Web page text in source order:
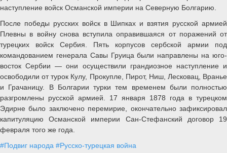
наступление войск Османской империи на Северную Болгарию.
После победы русских войск в Шипках и взятия русской армией
Плевны в войну снова вступила оправившаяся от поражений от
турецких войск Сербия. Пять корпусов сербской армии под
командованием генерала Савы Груица были направлены на юго-
восток Сербии — они осуществили грандиозное наступление и
освободили от турок Кулу, Прокупле, Пирот, Ниш, Лесковац, Вранье
и Грачаницу. В Болгарии турки тем временем были полностью
разгромлены русской армией. 17 января 1878 года в турецком
Эдирне было заключено перемирие, окончательно зафиксировал
капитуляцию Османской империи Сан-Стефанский договор 19
февраля того же года.
#Подвиг народа #Русско-турецкая война